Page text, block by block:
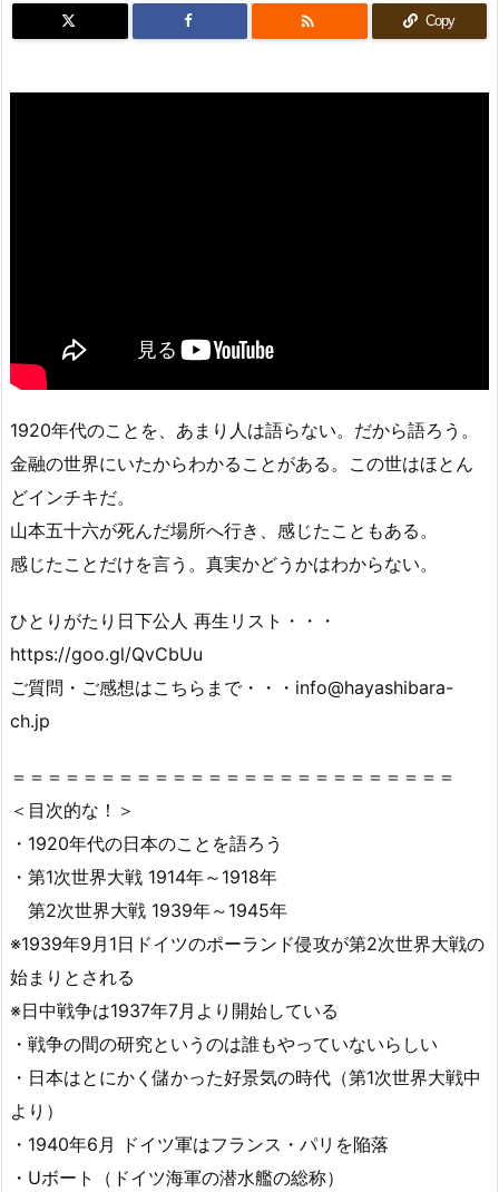
 Copy
1920年代のことを、あまり人は語らない。だから語ろう。
金融の世界にいたからわかることがある。この世はほとん
どインチキだ。
山本五十六が死んだ場所へ行き、感じたこともある。
感じたことだけを言う。真実かどうかはわからない。
ひとりがたり日下公人 再生リスト・・・
https://goo.gl/QvCbUu
ご質問・ご感想はこちらまで・・・info@hayashibara-
ch.jp
＝＝＝＝＝＝＝＝＝＝＝＝＝＝＝＝＝＝＝＝＝＝＝＝＝
＜目次的な！＞
・1920年代の日本のことを語ろう
・第1次世界大戦 1914年～1918年
第2次世界大戦 1939年～1945年
※1939年9月1日ドイツのポーランド侵攻が第2次世界大戦の
始まりとされる
※日中戦争は1937年7月より開始している
・戦争の間の研究というのは誰もやっていないらしい
・日本はとにかく儲かった好景気の時代（第1次世界大戦中
より）
・1940年6月 ドイツ軍はフランス・パリを陥落
・Uボート（ドイツ海軍の潜水艦の総称）